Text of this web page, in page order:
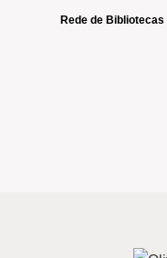
Rede de Bibliotecas